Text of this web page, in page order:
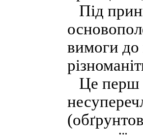
Під
вимоги до
Це перш